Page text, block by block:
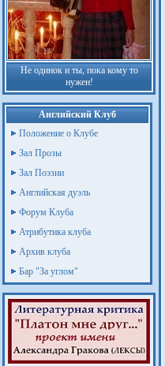
Не одинок и ты, пока кому то
нужен!
Английский Клуб
Положение о Клубе
Зал Прозы
Зал Поэзии
Английская дуэль
Форум Клуба
Атрибутика клуба
Архив клуба
Бар "За углом"